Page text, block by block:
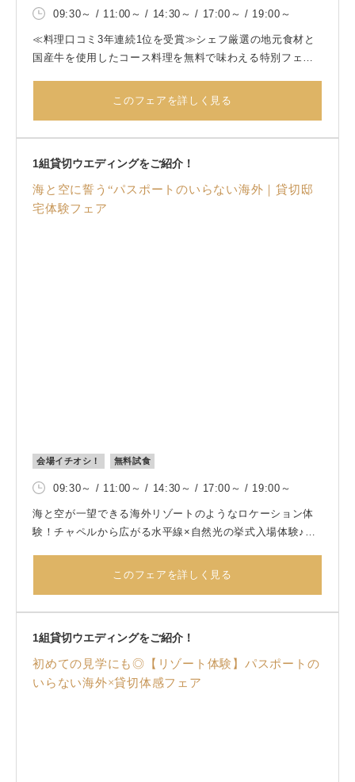
09:30～ / 11:00～ / 14:30～ / 17:00～ / 19:00～
≪料理口コミ3年連続1位を受賞≫シェフ厳選の地元食材と
国産牛を使用したコース料理を無料で味わえる特別フェ
タのお料理で最高のおもてなしを。料理重視の方必見フェ
このフェアを詳しく見る
1組貸切ウエディングをご紹介！
海と空に誓う“パスポートのいらない海外｜貸切邸
宅体験フェア
会場イチオシ！ 無料試食
09:30～ / 11:00～ / 14:30～ / 17:00～ / 19:00～
海と空が一望できる海外リゾートのようなロケーション体
験！チャペルから広がる水平線×自然光の挙式入場体験♪さ
全てを自由に使える1組貸切ウエディング！
このフェアを詳しく見る
1組貸切ウエディングをご紹介！
初めての見学にも◎【リゾート体験】パスポートの
いらない海外×貸切体感フェア